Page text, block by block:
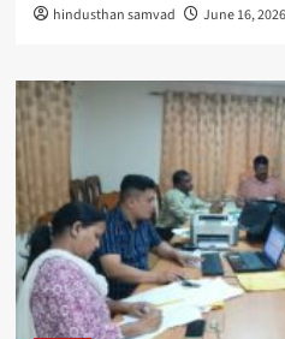
hindusthan samvad June 16, 2026